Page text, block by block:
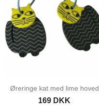
Øreringe kat med lime hoved
169 DKK